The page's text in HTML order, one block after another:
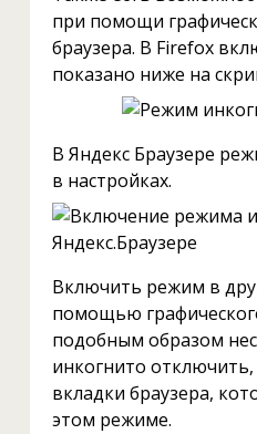
при помощи
браузера. В Firefox
показано ниже на
В Яндекс Браузере
в настройках.
Включить режим в
помощью
подобным образом
инкогнито
вкладки браузера,
этом режиме.